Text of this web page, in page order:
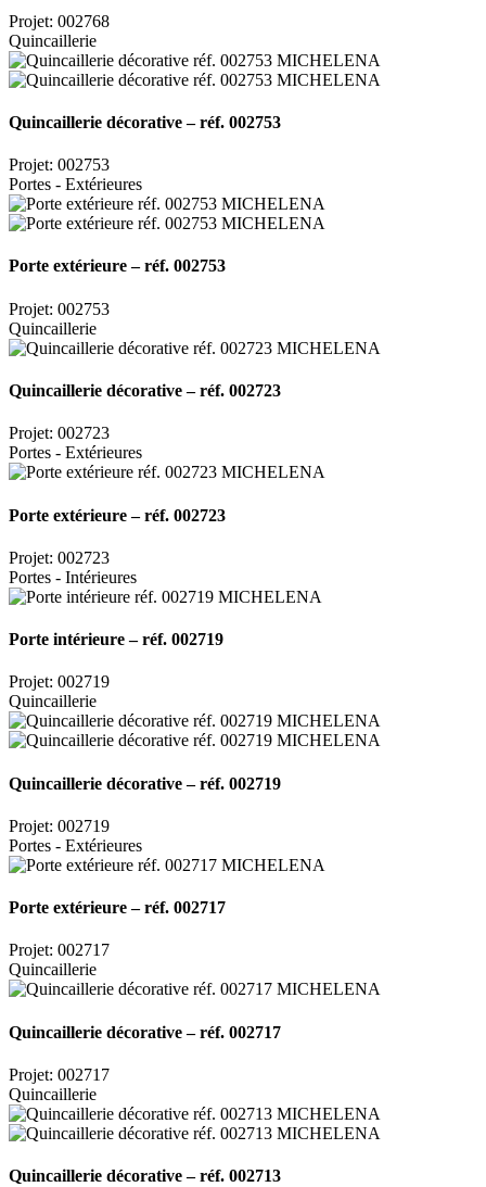
Projet: 002768
Quincaillerie
Quincaillerie décorative – réf. 002753
Projet: 002753
Portes - Extérieures
Porte extérieure – réf. 002753
Projet: 002753
Quincaillerie
Quincaillerie décorative – réf. 002723
Projet: 002723
Portes - Extérieures
Porte extérieure – réf. 002723
Projet: 002723
Portes - Intérieures
Porte intérieure – réf. 002719
Projet: 002719
Quincaillerie
Quincaillerie décorative – réf. 002719
Projet: 002719
Portes - Extérieures
Porte extérieure – réf. 002717
Projet: 002717
Quincaillerie
Quincaillerie décorative – réf. 002717
Projet: 002717
Quincaillerie
Quincaillerie décorative – réf. 002713